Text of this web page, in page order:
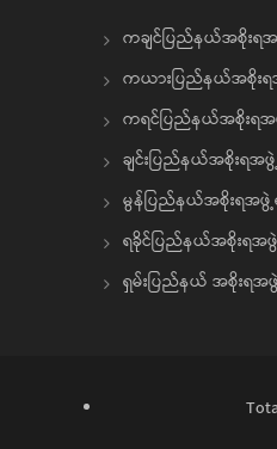
ကချင်ပြည်နယ်အစိုးရ
ကယားပြည်နယ်အစိုးရ
ကရင်ပြည်နယ်အစိုးရအ
ချင်းပြည်နယ်အစိုးရအ
မွန်ပြည်နယ်အစိုးရအဖွဲ့
ရခိုင်ပြည်နယ်အစိုးရအ
ရှမ်းပြည်နယ် အစိုးရအ